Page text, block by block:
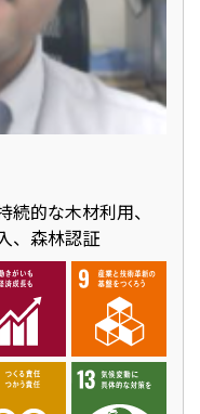
続的な木材利用、
、森林認証